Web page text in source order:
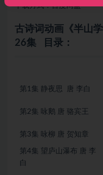
下载方式：百度网盘
古诗词动画《半山
26集 目录：
第1集 静夜思 唐 李白
第2集 咏鹅 唐 骆宾王
第3集 咏柳 唐 贺知章
第4集 望庐山瀑布 唐 李
白